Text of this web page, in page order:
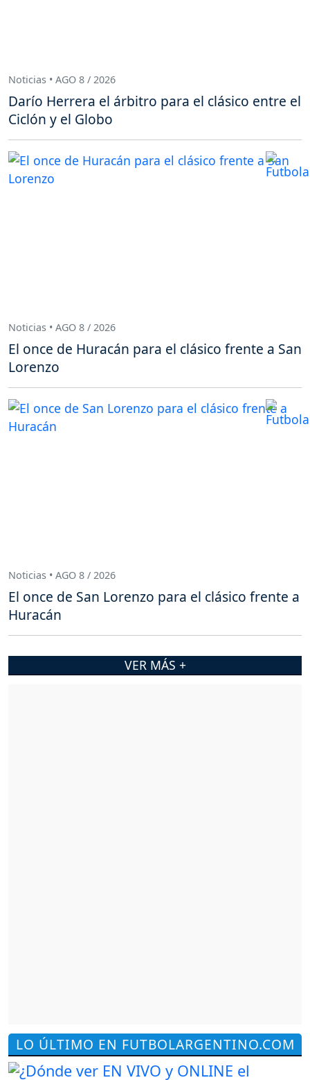
LO ÚLTIMO EN FUTBOLARGENTINO.COM
Noticias • AGO 8 / 2026
Darío Herrera el árbitro para el clásico entre el
Ciclón y el Globo
Noticias • AGO 8 / 2026
El once de Huracán para el clásico frente a San
Lorenzo
Noticias • AGO 8 / 2026
El once de San Lorenzo para el clásico frente a
Huracán
VER MÁS +